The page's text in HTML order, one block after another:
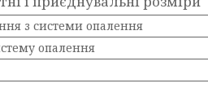
з системи опалення
опалення